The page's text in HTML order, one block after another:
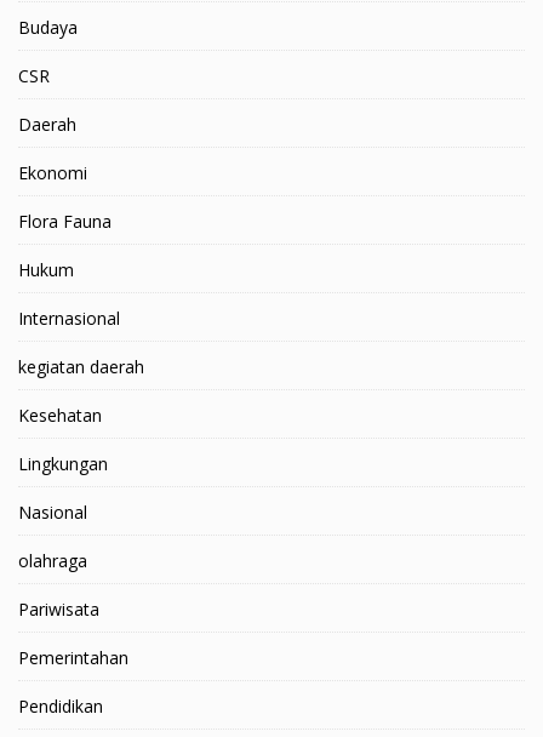
Budaya
CSR
Daerah
Ekonomi
Flora Fauna
Hukum
Internasional
kegiatan daerah
Kesehatan
Lingkungan
Nasional
olahraga
Pariwisata
Pemerintahan
Pendidikan